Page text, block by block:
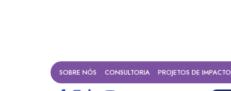
SOBRE NÓS CONSULTORIA PROJETOS DE IMPACTO